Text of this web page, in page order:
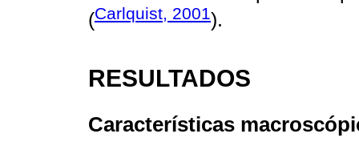
(Carlquist, 2001).
RESULTADOS
Características